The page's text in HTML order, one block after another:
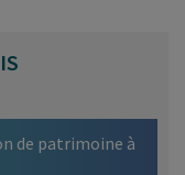
de patrimoine à